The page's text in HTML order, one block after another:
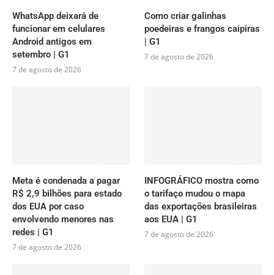
WhatsApp deixará de
funcionar em celulares
Android antigos em
setembro | G1
7 de agosto de 2026
Como criar galinhas
poedeiras e frangos caipiras
| G1
7 de agosto de 2026
Meta é condenada a pagar
R$ 2,9 bilhões para estado
dos EUA por caso
envolvendo menores nas
redes | G1
7 de agosto de 2026
INFOGRÁFICO mostra como
o tarifaço mudou o mapa
das exportações brasileiras
aos EUA | G1
7 de agosto de 2026